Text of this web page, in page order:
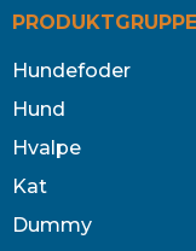
PRODUKTGRUPPE
Hundefoder
Hund
Hvalpe
Kat
Dummy